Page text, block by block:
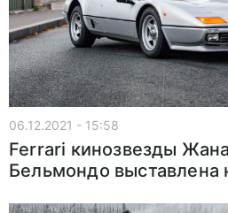
06.12.2021 - 15:58
Ferrari кинозвезды
Бельмондо выставлена